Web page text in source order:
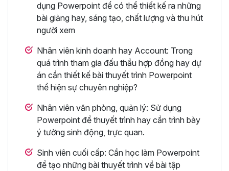
dụng Powerpoint để có thể thiết kế ra những
bài giảng hay, sáng tạo, chất lượng và thu hút
người xem
Nhân viên kinh doanh hay Account: Trong
quá trình tham gia đấu thầu hợp đồng hay dự
án cần thiết kế bài thuyết trình Powerpoint
thể hiện sự chuyên nghiệp?
Nhân viên văn phòng, quản lý: Sử dụng
Powerpoint để thuyết trình hay cần trình bày
ý tưởng sinh động, trực quan.
Sinh viên cuối cấp: Cần học làm Powerpoint
để tạo những bài thuyết trình về bài tập